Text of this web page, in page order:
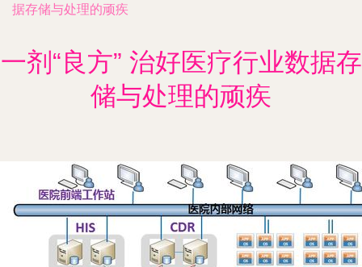
据存储与处理的顽疾
一剂“良方” 治好医疗行业数据存
储与处理的顽疾